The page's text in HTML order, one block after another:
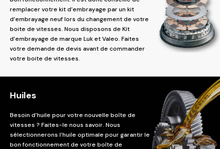
remplacer votre kit d’embrayage par un kit
d’embrayage neuf lors du changement de votre
boite de vitesses. Nous disposons de Kit
d’embrayage de marque Luk et Valeo. Faites
votre demande de devis avant de commander
votre boite de vitesses.
Huiles
Besoin d’huile pour votre nouvelle boîte de
vitesses ? Faites-le nous savoir. Nous
sélectionnerons l’huile optimale pour garantir le
bon fonctionnement de votre boîte de